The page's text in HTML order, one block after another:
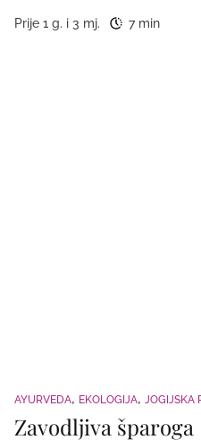
Prije 1 g. i 3 mj. 7 min
AYURVEDA EKOLOGIJA JOGIJSKA
Zavodljiva šparoga